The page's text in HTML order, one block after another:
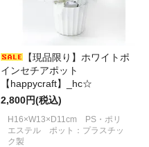
【現品限り】ホワイトポ
インセチアポット
【happycraft】_hc☆
2,800円(税込)
H16×W13×D11cm PS・ポリ
エステル ポット：プラスチッ
ク製